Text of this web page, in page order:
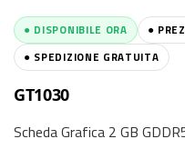
● DISPONIBILE ORA
●
● SPEDIZIONE GRATUITA
GT1030
Scheda Grafica 2 GB